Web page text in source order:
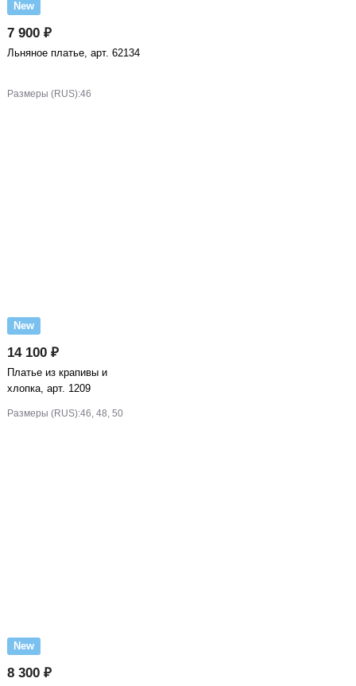
New
7 900 ₽
Льняное платье, арт. 62134
Размеры (RUS):46
New
14 100 ₽
Платье из крапивы и
хлопка, арт. 1209
Размеры (RUS):46, 48, 50
New
8 300 ₽